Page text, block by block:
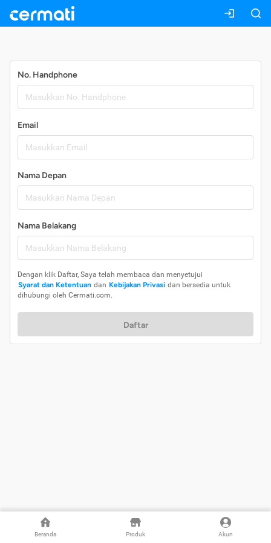
Beranda Produk Akun
No. Handphone
Email
Nama Depan
Nama Belakang
Dengan klik Daftar, Saya telah membaca dan menyetujui
Syarat dan Ketentuan dan Kebijakan Privasi dan bersedia untuk
dihubungi oleh Cermati.com.
Daftar